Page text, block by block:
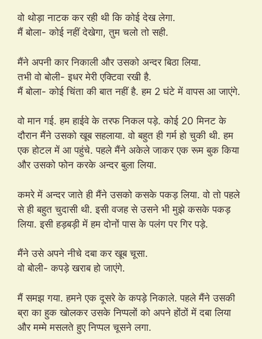
वो थोड़ा नाटक कर रही थी कि कोई देख लेगा.
मैं बोला- कोई नहीं देखेगा, तुम चलो तो सही.
मैंने अपनी कार निकाली और उसको अन्दर बिठा लिया.
तभी वो बोली- इधर मेरी एक्टिवा रखी है.
मैं बोला- कोई चिंता की बात नहीं है. हम 2 घंटे में वापस आ जाएंगे.
वो मान गई. हम हाईवे के तरफ निकल पड़े. कोई 20 मिनट के
दौरान मैंने उसको खूब सहलाया. वो बहुत ही गर्म हो चुकी थी. हम
एक होटल में आ पहुंचे. पहले मैंने अकेले जाकर एक रूम बुक किया
और उसको फोन करके अन्दर बुला लिया.
कमरे में अन्दर जाते ही मैंने उसको कसके पकड़ लिया. वो तो पहले
से ही बहुत चुदासी थी. इसी वजह से उसने भी मुझे कसके पकड़
लिया. इसी हड़बड़ी में हम दोनों पास के पलंग पर गिर पड़े.
मैंने उसे अपने नीचे दबा कर खूब चूसा.
वो बोली- कपड़े खराब हो जाएंगे.
मैं समझ गया. हमने एक दूसरे के कपड़े निकाले. पहले मैंने उसकी
ब्रा का हुक खोलकर उसके निप्पलों को अपने होंठों में दबा लिया
और मम्मे मसलते हुए निप्पल चूसने लगा.